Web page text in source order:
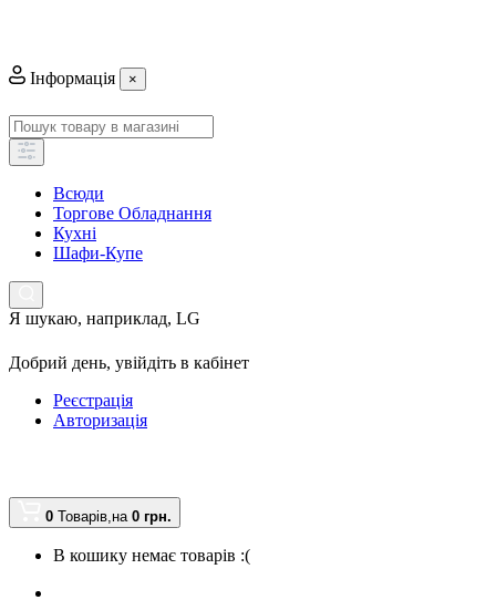
Інформація ×
Всюди
Торгове Обладнання
Кухні
Шафи-Купе
Я шукаю, наприклад, LG
Добрий день, увійдіть в кабінет
Реєстрація
Авторизація
0 Товарів,на 0 грн.
В кошику немає товарів :(